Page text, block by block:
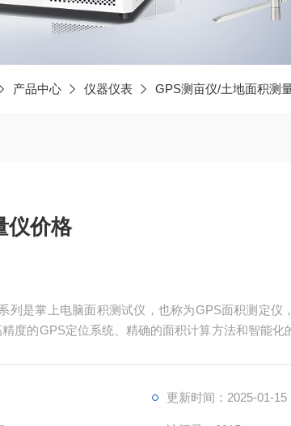
产品中心 仪器仪表 GPS测亩仪/土地面积测
仪价格
列是掌上电脑面积测试仪，也称为GPS面积测定仪
度的GPS定位系统、精确的面积计算方法和智能化
更新时间：2025-01-15